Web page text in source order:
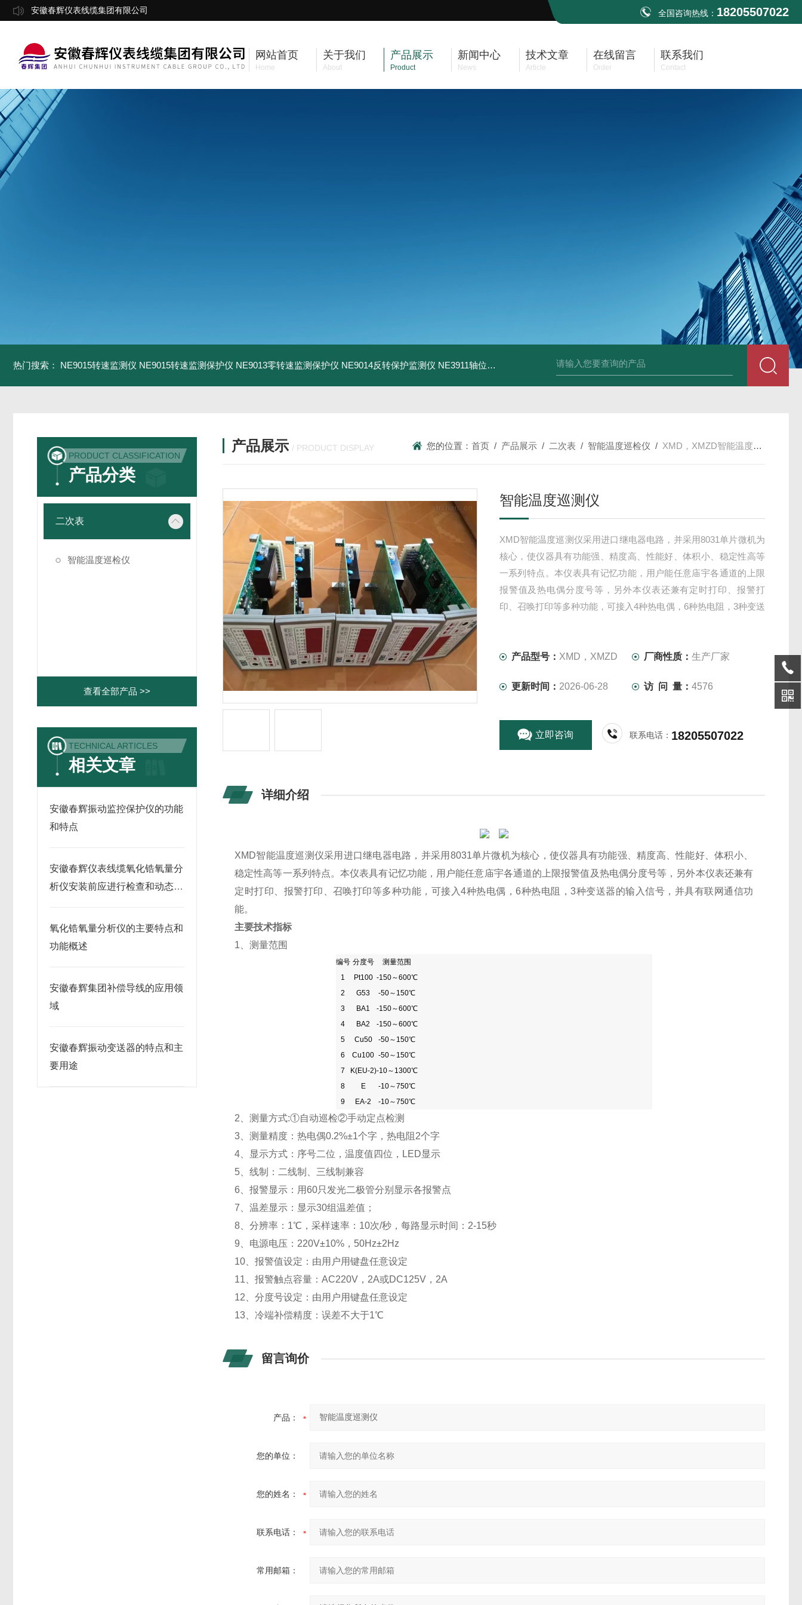
安徽春辉仪表线缆集团有限公司 全国咨询热线： 18205507022
网站首页
Home
关于我们
About
产品展示
Product
新闻中心
News
技术文章
Article
在线留言
Order
联系我们
Contact
热门搜索： NE9015转速监测仪 NE9015转速监测保护仪 NE9013零转速监测保护仪 NE9014反转保护监测仪 NE3911轴位移变送器 NE3931热膨胀变送器 NE3941E轴承振动速度变送器 NE3951E轴承
PRODUCT CLASSIFICATION
产品分类
二次表
智能温度巡检仪
查看全部产品 >>
TECHNICAL ARTICLES
相关文章
安徽春辉振动监控保护仪的功能
和特点
安徽春辉仪表线缆氧化锆氧量分
析仪安装前应进行检查和动态试
氧化锆氧量分析仪的主要特点和
功能概述
安徽春辉集团补偿导线的应用领
域
安徽春辉振动变送器的特点和主
要用途
产品展示 / PRODUCT DISPLAY 您的位置：首页 / 产品展示 / 二次表 / 智能温度巡检仪 / XMD，XMZD智能温度巡测仪
智能温度巡测仪
XMD智能温度巡测仪采用进口继电器电路，并采用8031单片微机为
核心，使仪器具有功能强、精度高、性能好、体积小、稳定性高等
一系列特点。本仪表具有记忆功能，用户能任意庙宇各通道的上限
报警值及热电偶分度号等，另外本仪表还兼有定时打印、报警打
印、召唤打印等多种功能，可接入4种热电偶，6种热电阻，3种变送
产品型号： XMD，XMZD 厂商性质：生产厂家
更新时间： 2026-06-28 访 问 量：4576
立即咨询 联系电话： 18205507022
详细介绍
XMD智能温度巡测仪采用进口继电器电路，并采用8031单片微机为核心，使仪器具有功能强、精度高、性能好、体积小、
稳定性高等一系列特点。本仪表具有记忆功能，用户能任意庙宇各通道的上限报警值及热电偶分度号等，另外本仪表还兼有
定时打印、报警打印、召唤打印等多种功能，可接入4种热电偶，6种热电阻，3种变送器的输入信号，并具有联网通信功
能。
主要技术指标
1、测量范围
编号 分度号
测量范围
1
Pt100 -150～600℃
2
G53
-50～150℃
3
BA1
-150～600℃
4
BA2
-150～600℃
5
Cu50
-50～150℃
6
Cu100 -50～150℃
7
K(EU-2)-10～1300℃
8
E
-10～750℃
9
EA-2 -10～750℃
2、测量方式:①自动巡检②手动定点检测
3、测量精度：热电偶0.2%±1个字，热电阻2个字
4、显示方式：序号二位，温度值四位，LED显示
5、线制：二线制、三线制兼容
6、报警显示：用60只发光二极管分别显示各报警点
7、温差显示：显示30组温差值；
8、分辨率：1℃，采样速率：10次/秒，每路显示时间：2-15秒
9、电源电压：220V±10%，50Hz±2Hz
10、报警值设定：由用户用键盘任意设定
11、报警触点容量：AC220V，2A或DC125V，2A
12、分度号设定：由用户用键盘任意设定
13、冷端补偿精度：误差不大于1℃
留言询价
产品：
您的单位：
您的姓名：
联系电话：
常用邮箱：